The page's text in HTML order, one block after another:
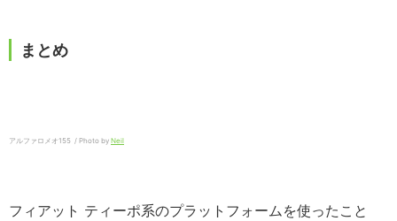
まとめ
アルファロメオ155 / Photo by Neil
フィアット ティーポ系のプラットフォームを使ったこと